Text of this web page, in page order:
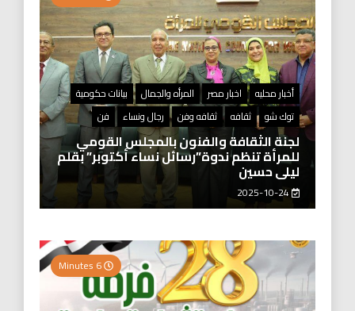
أخبار محليه اخبار مصر المرأه والجمال
بيانات حكومية
توك شو
ثقافه ثقافه وفن رجال ونساء فن
لجنة الثقافة والفنون بالمجلس القومي
للمرأة تنظم ندوة”رسائل نساء أكتوبر” بقلم
ليلى حسين